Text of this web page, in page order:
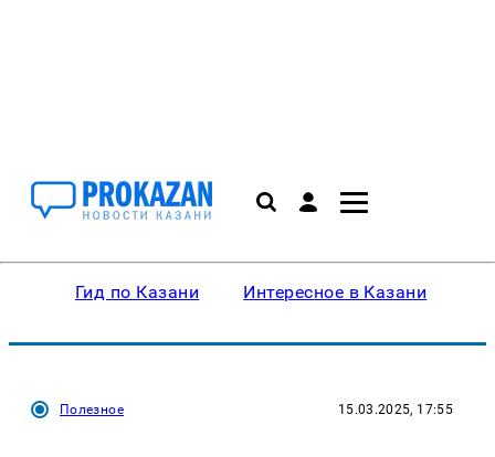
Гид по Казани Интересное в Казани
Полезное 15.03.2025, 17:55